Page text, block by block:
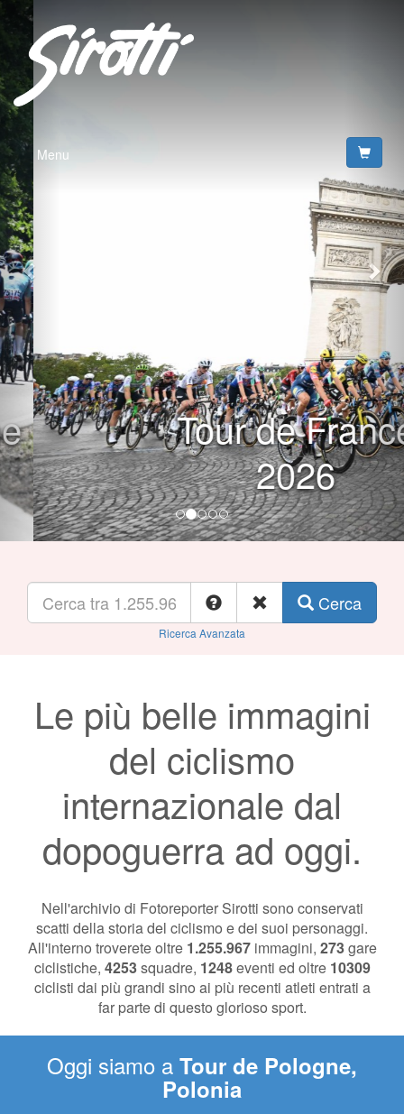
Menu
Tour de France
2026
Previous
Cerca
Ricerca Avanzata
Le più belle immagini
del ciclismo
internazionale dal
dopoguerra ad oggi.
Nell'archivio di Fotoreporter Sirotti sono conservati
scatti della storia del ciclismo e dei suoi personaggi.
All'interno troverete oltre 1.255.967immagini, 273gare
ciclistiche, 4253squadre, 1248eventi ed oltre 10309
ciclisti dai più grandi sino ai più recenti atleti entrati a
far parte di questo glorioso sport.
Oggi siamo a Tour de Pologne,
Polonia